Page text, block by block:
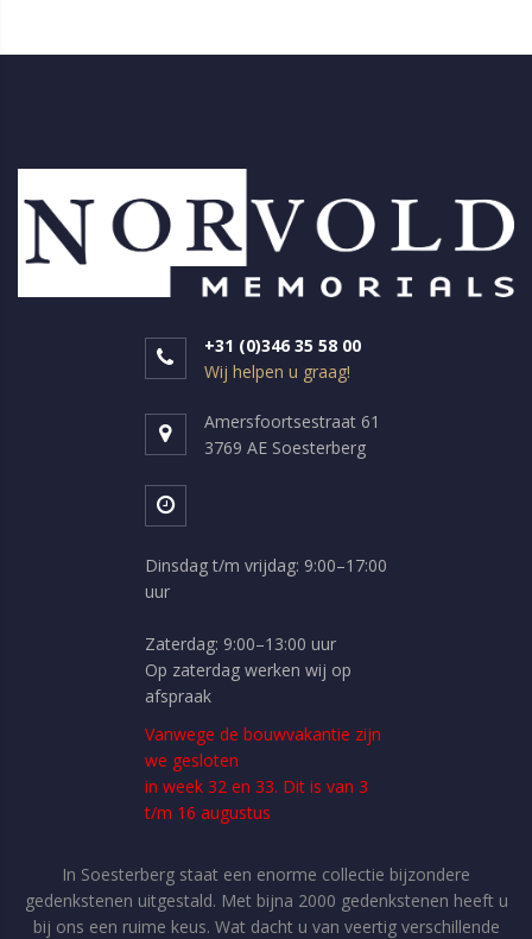
+31 (0)346 35 58 00
Wij helpen u graag!
Amersfoortsestraat 61
3769 AE Soesterberg
Dinsdag t/m vrijdag: 9:00–17:00
uur
Zaterdag: 9:00–13:00 uur
Op zaterdag werken wij op
afspraak
Vanwege de bouwvakantie zijn
we gesloten
in week 32 en 33. Dit is van 3
t/m 16 augustus
In Soesterberg staat een enorme collectie bijzondere
gedenkstenen uitgestald. Met bijna 2000 gedenkstenen heeft u
bij ons een ruime keus. Wat dacht u van veertig verschillende